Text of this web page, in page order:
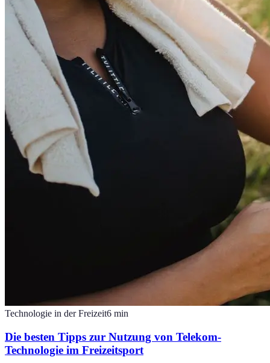
Technologie in der Freizeit6 min
Die besten Tipps zur Nutzung von Telekom-
Technologie im Freizeitsport